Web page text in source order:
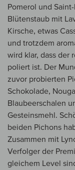
Pomerol und
Blütenstaub mit
Kirsche, etwas
und trotzdem
wird klar, dass der
poliert ist. Der
zuvor probierten
Schokolade,
Blaubeerschalen
Gesteinsmehl.
beiden Pichons
Zusammen mit
Verfolger der
gleichem Level